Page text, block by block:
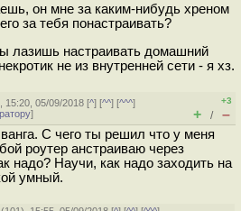
он мне за каким-нибудь хреном
за тебя понастраивать?
лазишь настраивать домашний
не из внутренней сети - я хз.
15:20, 05/09/2018 [^] [^^] [^^^]
]
+3
+ / –
С чего ты решил что у меня
роутер анстраиваю через
надо? Научи, как надо заходить на
умный.